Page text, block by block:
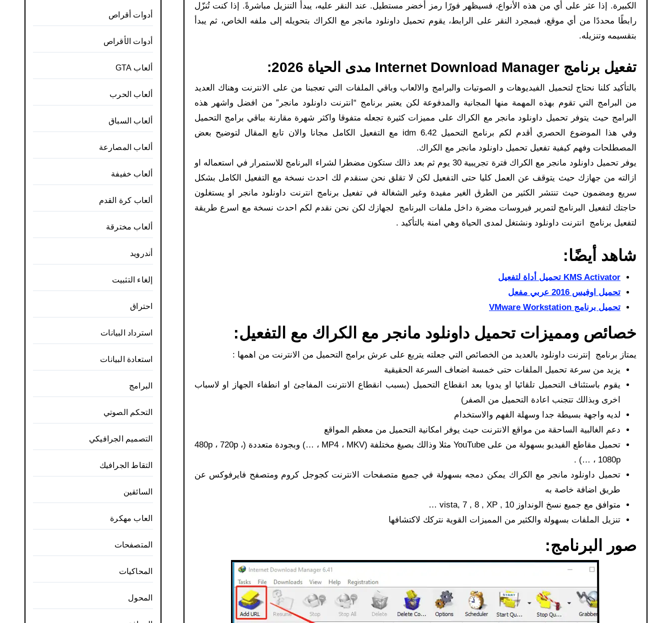
الكبيرة. إذا عثر على أي من هذه الأنواع، فسيظهر فورًا رمز أخضر مستطيل. عند النقر عليه، يبدأ التنزيل مباشرةً. إذا كنت تُنزّل
رابطًا محددًا من أي موقع، فبمجرد النقر على الرابط، يقوم تحميل داونلود مانجر مع الكراك بتحويله إلى ملفه الخاص، ثم يبدأ
بتقسيمه وتنزيله.
تفعيل برنامج Internet Download Manager مدى الحياة 2026:
بالتأكيد كلنا نحتاج لتحميل الفيديوهات و الصوتيات والبرامج والالعاب وباقي الملفات التي تعجبنا من على الانترنت وهناك العديد
من البرامج التي تقوم بهذه المهمة منها المجانية والمدفوعة لكن يعتبر برنامج “انترنت داونلود مانجر” من افضل واشهر هذه
البرامج حيث يتوفر تحميل داونلود مانجر مع الكراك على مميزات كثيرة تجعله متفوقا واكثر شهرة مقارنة بباقي برامج التحميل
وفي هذا الموضوع الحصري أقدم لكم برنامج التحميل idm 6.42 مع التفعيل الكامل مجانا والان تابع المقال لتوضيح بعض
المصطلحات وفهم كيفية تفعيل تحميل داونلود مانجر مع الكراك.
يوفر تحميل داونلود مانجر مع الكراك فترة تجريبية 30 يوم ثم بعد ذالك ستكون مضطرا لشراء البرنامج للاستمرار في استعماله او
ازالته من جهازك حيث يتوقف عن العمل كليا حتى التفعيل لكن لا تقلق نحن سنقدم لك احدث نسخة مع التفعيل الكامل بشكل
سريع ومضمون حيث تنتشر الكثير من الطرق الغير مفيدة وغير الشغالة في تفعيل برنامج انترنت داونلود مانجر او يستغلون
حاجتك لتفعيل البرنامج لتمرير فيروسات مضرة داخل ملفات البرنامج لجهازك لكن نحن نقدم لكم احدث نسخة مع اسرع طريقة
لتفعيل برنامج انترنت داونلود ونشتغل لمدى الحياة وهي امنة بالتأكيد .
شاهد أيضًا:
KMS Activator تحميل أداة لتفعيل
تحميل اوفيس 2016 عربي مفعل
تحميل برنامج VMware Workstation
خصائص ومميزات تحميل داونلود مانجر مع الكراك مع التفعيل:
يمتاز برنامج إنترنت داونلود بالعديد من الخصائص التي جعلته يتربع على عرش برامج التحميل من الانترنت من اهمها :
يزيد من سرعة تحميل الملفات حتى خمسة اضعاف السرعة الحقيقية
يقوم باستئناف التحميل تلقائيا او يدويا بعد انقطاع التحميل (بسبب انقطاع الانترنت المفاجئ او انطفاء الجهاز او لاسباب
اخرى وبذالك تتجنب اعادة التحميل من الصفر)
لديه واجهة بسيطة جدا وسهلة الفهم والاستخدام
دعم الغالبية الساحقة من مواقع الانترنت حيث يوفر امكانية التحميل من معظم المواقع
تحميل مقاطع الفيديو بسهولة من على YouTube مثلا وذالك بصيغ مختلفة (MP4 ، MKV ، …) وبجودة متعددة (480p ، 720p ،
1080p ، …) .
تحميل داونلود مانجر مع الكراك يمكن دمجه بسهولة في جميع متصفحات الانترنت كجوجل كروم ومتصفح فايرفوكس عن
طريق اضافة خاصة به
متوافق مع جميع نسخ الونداوز vista, 7 , 8 , XP , 10 …
تنزيل الملفات بسهولة والكثير من المميزات القوية نتركك لاكتشافها
صور البرنامج:
أدوات أقراص
أدوات الأقراص
ألعاب GTA
ألعاب الحرب
ألعاب السباق
ألعاب المصارعة
ألعاب خفيفة
ألعاب كرة القدم
ألعاب مخترقة
أندرويد
إلغاء التثبيت
احتراق
استرداد البيانات
استعادة البيانات
البرامج
التحكم الصوتي
التصميم الجرافيكي
التقاط الجرافيك
السائقين
العاب مهكرة
المتصفحات
المحاكيات
المحول